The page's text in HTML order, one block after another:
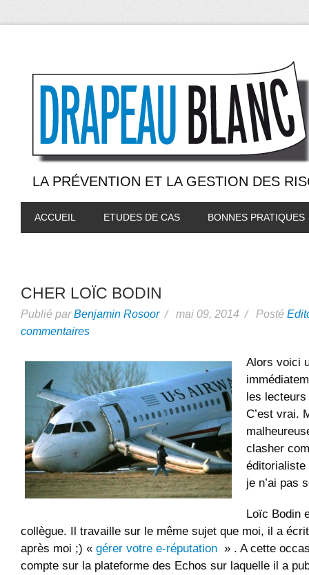
LA PRÉVENTION ET LA GESTION DES
ACCUEIL ETUDES DE CAS BONNES PRATIQUES
CHER LOÏC BODIN
Publié parBenjamin Rosoor/ mai 09, 2014 / Posté
commentaires
Alors voici
les
C’est vrai.
clasher
éditorialiste
je n’ai pas
Loïc Bodin
collègue. Il travaille sur le même sujet que moi, il a
après moi ;) « gérer votre e-réputation » . A cette
compte sur la plateforme des Echos sur laquelle il a